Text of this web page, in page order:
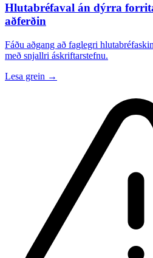
Hlutabréfaval án dýrra
aðferðin
Fáðu aðgang að faglegri
með snjallri áskriftarstefnu.
Lesa grein →